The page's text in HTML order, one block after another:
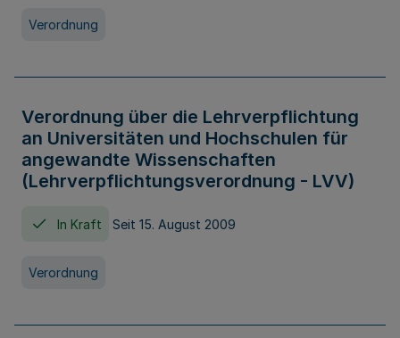
Verordnung
Verordnung über die Lehrverpflichtung
an Universitäten und Hochschulen für
angewandte Wissenschaften
(Lehrverpflichtungsverordnung - LVV)
In Kraft Seit 15. August 2009
Verordnung